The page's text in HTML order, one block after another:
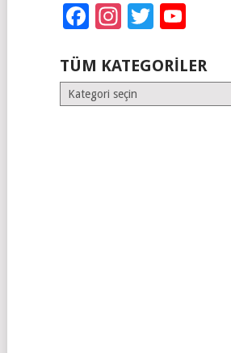
Facebook
Instagram
Twitter
TÜM KATEGORILER
Tüm
Kategoriler